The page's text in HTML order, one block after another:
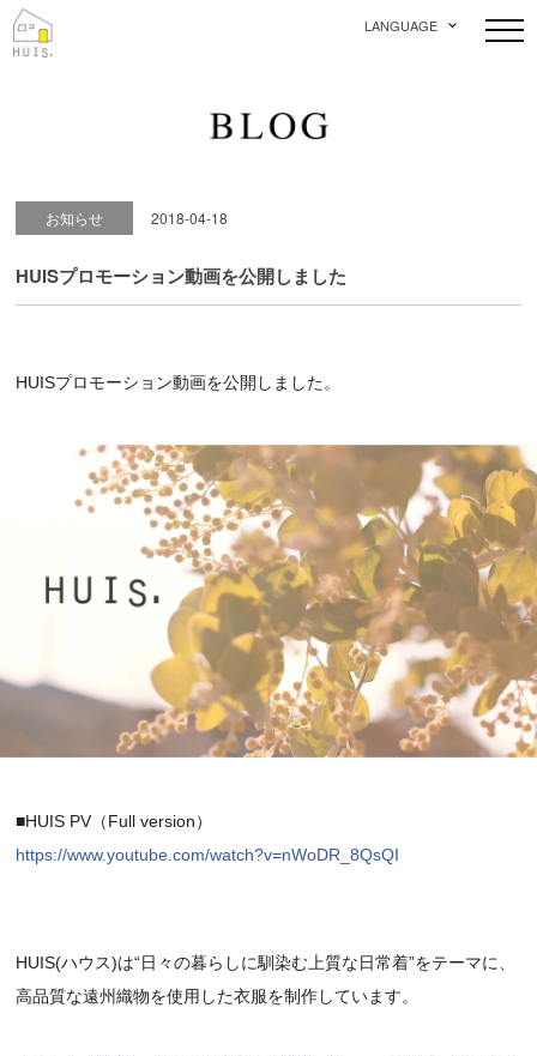
LANGUAGE
お知らせ 2018-04-18
HUISプロモーション動画を公開しました
HUISプロモーション動画を公開しました。
■HUIS PV（Full version）
https://www.youtube.com/watch?v=nWoDR_8QsQI
HUIS(ハウス)は“日々の暮らしに馴染む上質な日常着”をテーマに、
高品質な遠州織物を使用した衣服を制作しています。